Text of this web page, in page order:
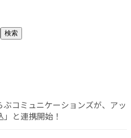
検索
ぶコミュニケーションズが、アッ
と連携開始！